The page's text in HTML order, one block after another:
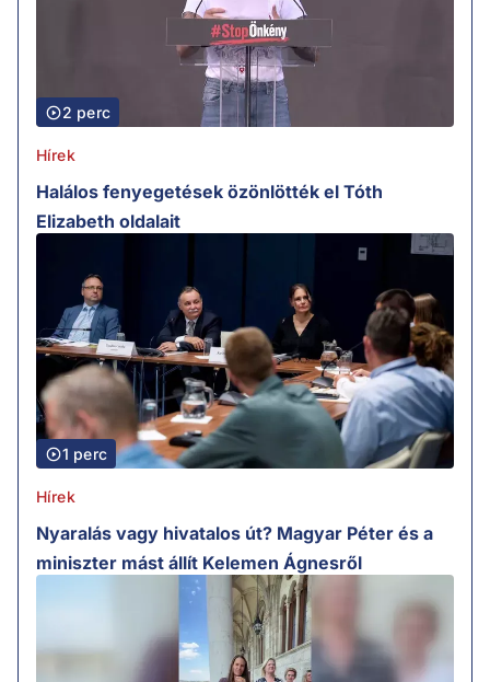
2 perc
Hírek
Halálos fenyegetések özönlötték el Tóth
Elizabeth oldalait
1 perc
Hírek
Nyaralás vagy hivatalos út? Magyar Péter és a
miniszter mást állít Kelemen Ágnesről